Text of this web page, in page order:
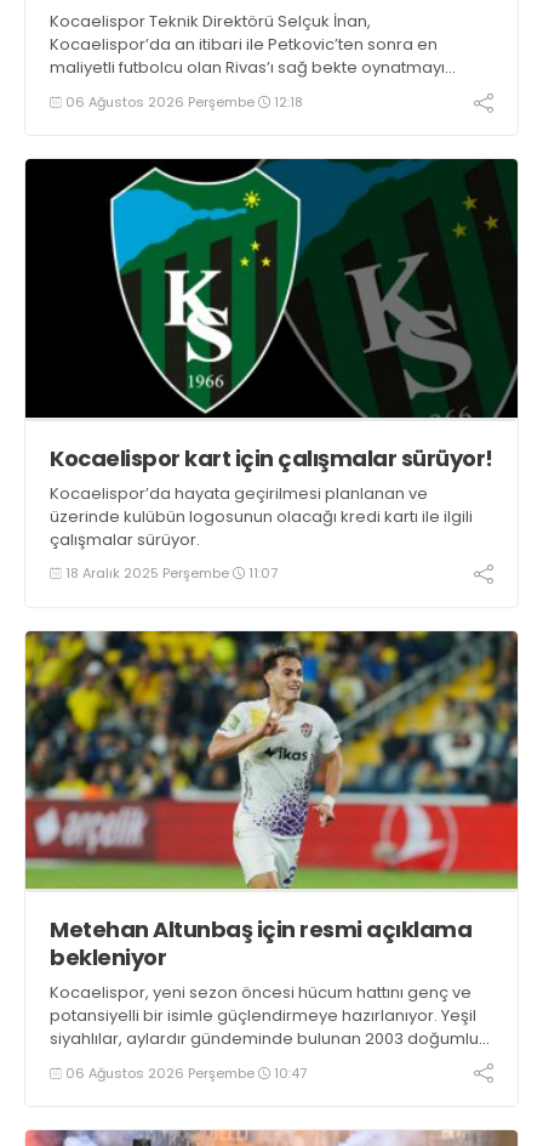
Kocaelispor Teknik Direktörü Selçuk İnan,
Kocaelispor’da an itibari ile Petkovic’ten sonra en
maliyetli futbolcu olan Rivas’ı sağ bekte oynatmayı
düşünüyor.
06 Ağustos 2026 Perşembe 12:18
Kocaelispor kart için çalışmalar sürüyor!
Kocaelispor’da hayata geçirilmesi planlanan ve
üzerinde kulübün logosunun olacağı kredi kartı ile ilgili
çalışmalar sürüyor.
18 Aralık 2025 Perşembe 11:07
Metehan Altunbaş için resmi açıklama
bekleniyor
Kocaelispor, yeni sezon öncesi hücum hattını genç ve
potansiyelli bir isimle güçlendirmeye hazırlanıyor. Yeşil
siyahlılar, aylardır gündeminde bulunan 2003 doğumlu
santrfor Metehan Altunbaş transferinde sona hayli
yaklaştı.
06 Ağustos 2026 Perşembe 10:47